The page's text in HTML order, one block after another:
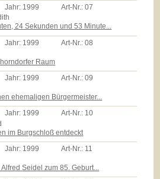
Jahr: 1999 Art-Nr.:07
24 Sekunden und 53 Minute...
Jahr: 1999 Art-Nr.:08
Raum
Jahr: 1999 Art-Nr.:09
ehemaligen Bürgermeister...
Jahr: 1999 Art-Nr.: 10
im Burgschloß entdeckt
Jahr: 1999 Art-Nr.: 11
Seidel zum 85. Geburt...